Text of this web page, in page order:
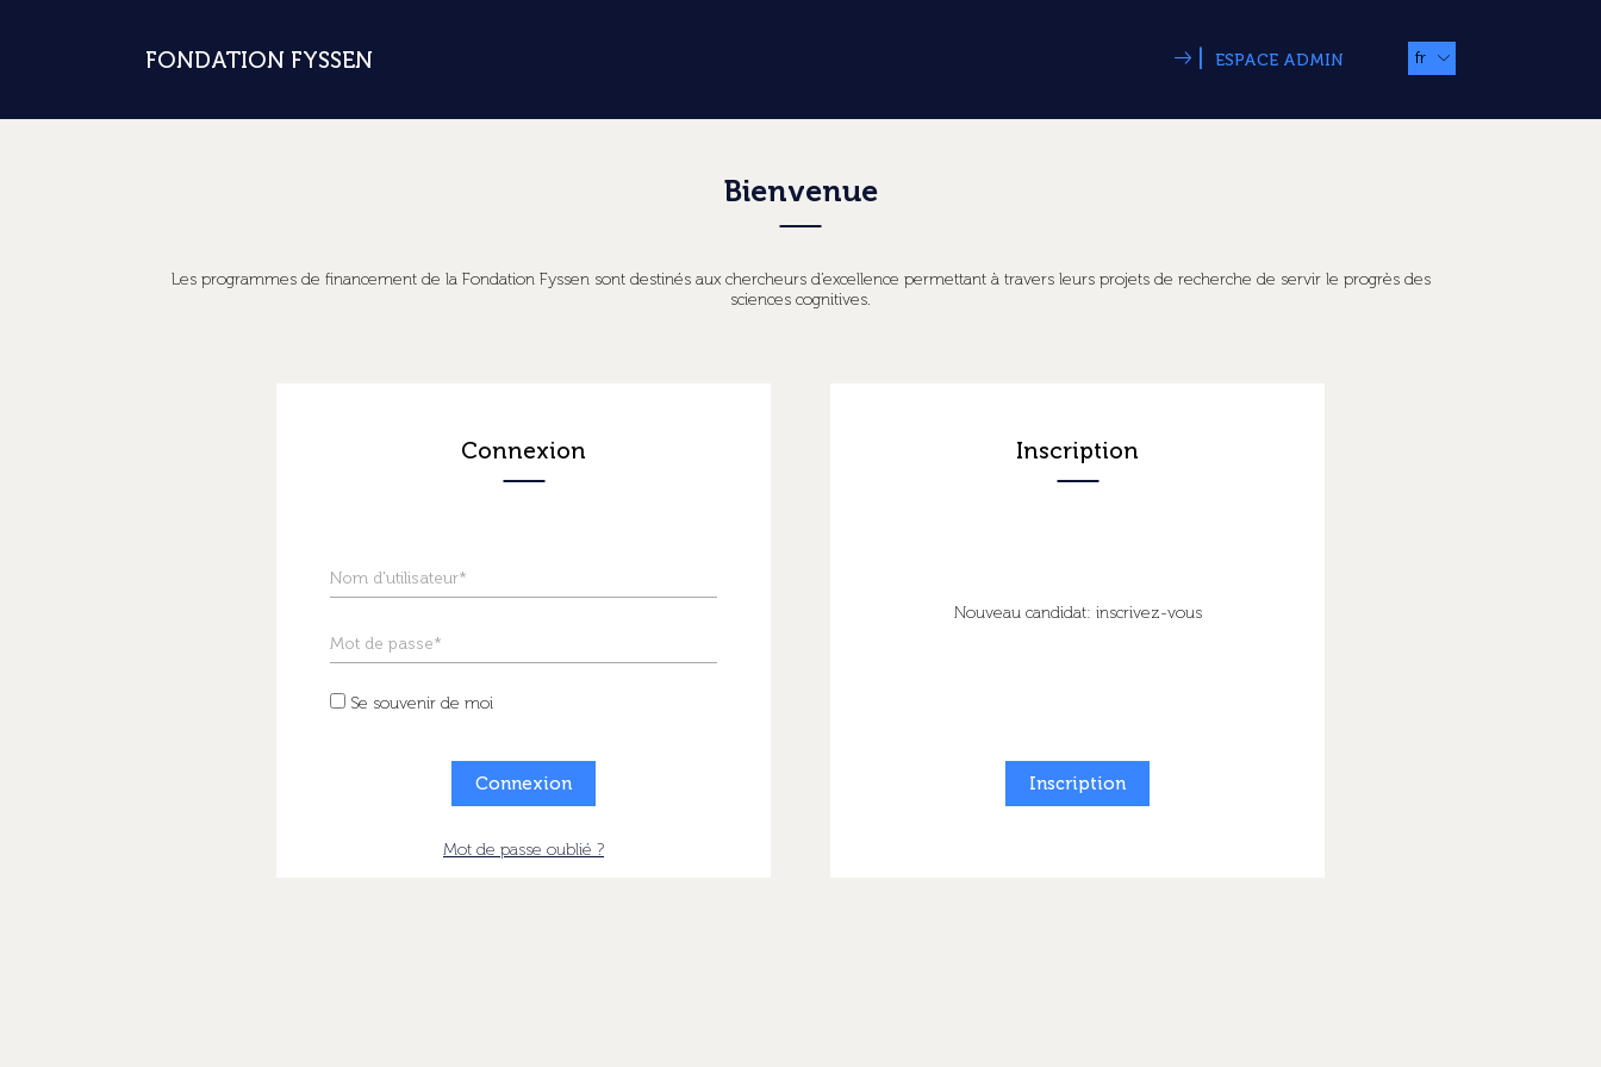
FONDATION FYSSEN | ESPACE ADMIN fr
Bienvenue
Les programmes de financement de la Fondation Fyssen sont destinés aux chercheurs d’excellence permettant à travers leurs projets de recherche de servir le progrès des
sciences cognitives.
Connexion
Nom d'utilisateur*
Mot de passe*
Se souvenir de moi
Mot de passe oublié ?
Inscription
Nouveau candidat: inscrivez-vous
Inscription